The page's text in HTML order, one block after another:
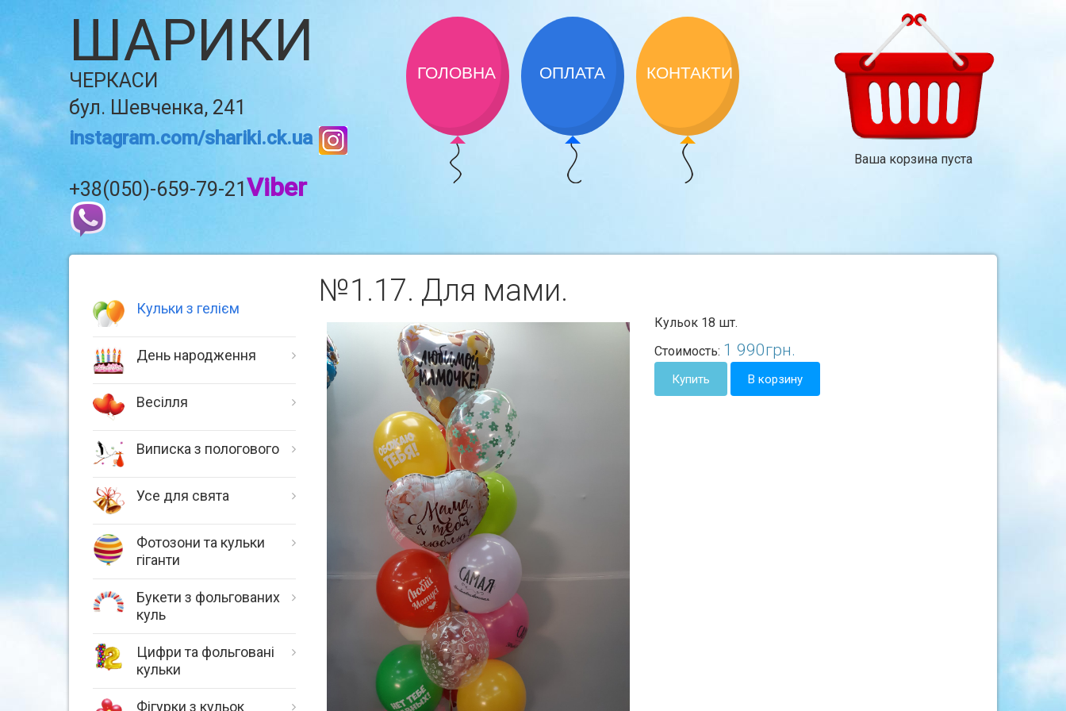
ШАРИКИ
ЧЕРКАСИ
бул. Шевченка, 241
instagram.com/shariki.ck.ua
+38(050)-659-79-21Viber
ГОЛОВНА ОПЛАТА КОНТАКТИ
Ваша корзина пуста
Кульки з гелієм
День народження
Весілля
Виписка з пологового
Усе для свята
Фотозони та кульки
гіганти
Букети з фольгованих
куль
Цифри та фольговані
кульки
Фігурки з кульок
№1.17. Для мами.
Кульок 18 шт.
Стоимость: 1 990грн.
Купить В корзину